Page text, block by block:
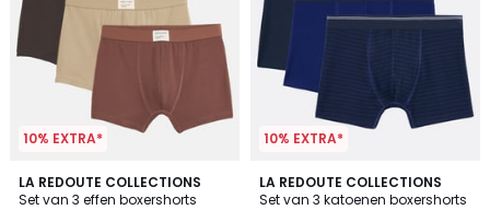
10% EXTRA*
LA REDOUTE COLLECTIONS
Set van 3 effen boxershorts
10% EXTRA*
LA REDOUTE COLLECTIONS
Set van 3 katoenen boxershorts
4,8
/ 5